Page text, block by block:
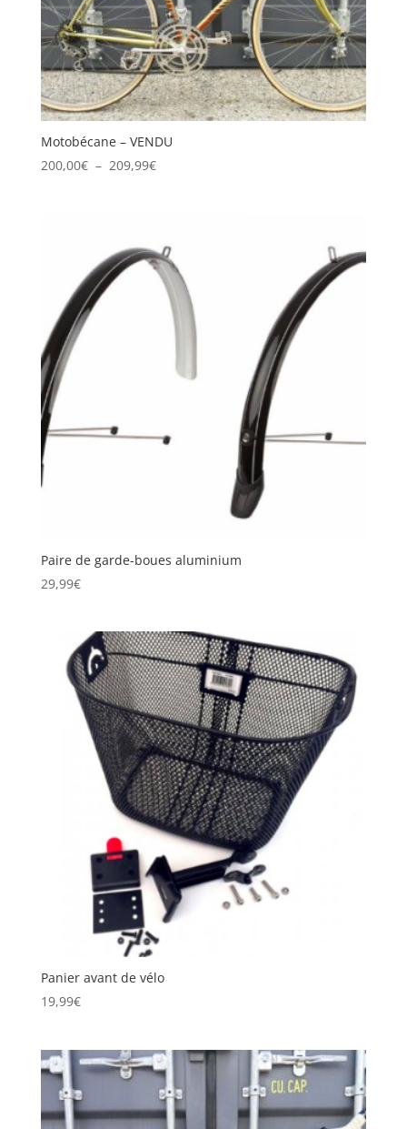
Motobécane – VENDU
200,00€ – 209,99€Plage
à
209,99€
Paire de garde-boues aluminium
29,99€
Panier avant de vélo
19,99€